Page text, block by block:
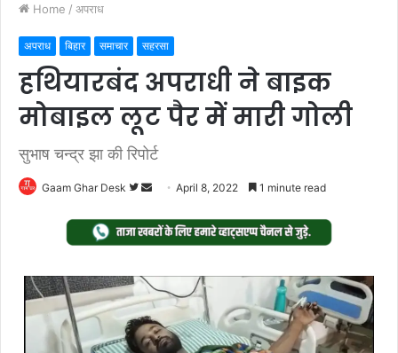
Home / अपराध
अपराध बिहार समाचार सहरसा
हथियारबंद अपराधी ने बाइक
मोबाइल लूट पैर में मारी गोली
सुभाष चन्द्र झा की रिपोर्ट
Gaam Ghar Desk
Follow
Twitter
Send
email
April 8, 2022 1 minute read